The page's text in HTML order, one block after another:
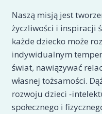
Naszą misją jest
życzliwości i inspiracji
każde dziecko może
indywidualnym
świat, nawiązywać
własnej tożsamości.
rozwoju dzieci -
społecznego i